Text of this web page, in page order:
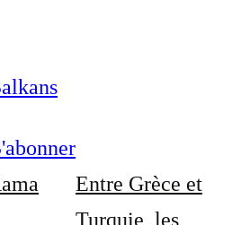
Entre Grèce et
Turquie, les